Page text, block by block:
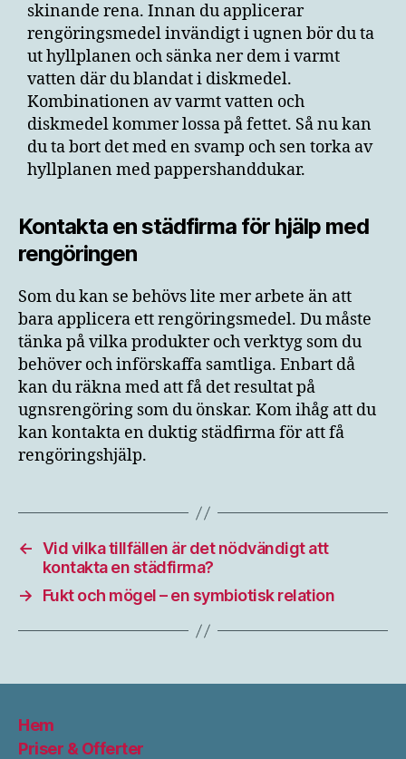
skinande rena. Innan du applicerar
rengöringsmedel invändigt i ugnen bör du ta
ut hyllplanen och sänka ner dem i varmt
vatten där du blandat i diskmedel.
Kombinationen av varmt vatten och
diskmedel kommer lossa på fettet. Så nu kan
du ta bort det med en svamp och sen torka av
hyllplanen med pappershanddukar.
Kontakta en städfirma för hjälp med
rengöringen
Som du kan se behövs lite mer arbete än att
bara applicera ett rengöringsmedel. Du måste
tänka på vilka produkter och verktyg som du
behöver och införskaffa samtliga. Enbart då
kan du räkna med att få det resultat på
ugnsrengöring som du önskar. Kom ihåg att du
kan kontakta en duktig städfirma för att få
rengöringshjälp.
← Vid vilka tillfällen är det nödvändigt att
kontakta en städfirma?
→
Fukt och mögel – en symbiotisk relation
Hem
Priser & Offerter